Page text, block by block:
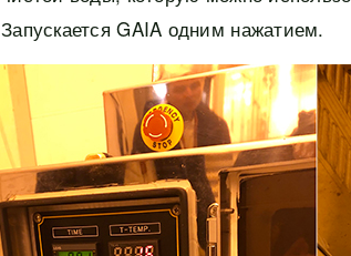
Запускается GAIA одним нажатием.